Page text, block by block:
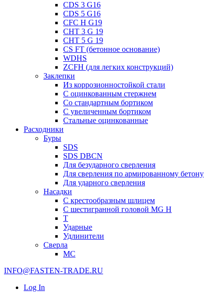
CDS 3 G16
CDS 5 G16
CFC H G19
CHT 3 G 19
CHT 5 G 19
CS FT (бетонное основание)
WDHS
ZCFH (для легких конструкций)
Заклепки
Из коррозионностойкой стали
С оцинкованным стержнем
Со стандартным бортиком
С увеличенным бортиком
Стальные оцинкованные
Расходники
Буры
SDS
SDS DBCN
Для безударного сверления
Для сверления по армированному бетону
Для ударного сверления
Насадки
С крестообразным шлицем
С шестигранной головой MG H
T
Ударные
Удлинители
Сверла
МС
INFO@FASTEN-TRADE.RU
Log In